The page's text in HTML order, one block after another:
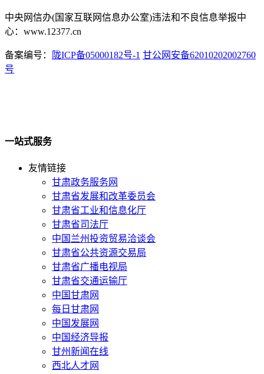
中央网信办(国家互联网信息办公室)违法和不良信息举报中
心：www.12377.cn
备案编号： 陇ICP备05000182号-1 甘公网安备62010202002760
号
一站式服务
友情链接
甘肃政务服务网
甘肃省发展和改革委员会
甘肃省工业和信息化厅
甘肃省司法厅
中国兰州投资贸易洽谈会
甘肃省公共资源交易局
甘肃省广播电视局
甘肃省交通运输厅
中国甘肃网
每日甘肃网
中国发展网
中国经济导报
甘州新闻在线
西北人才网